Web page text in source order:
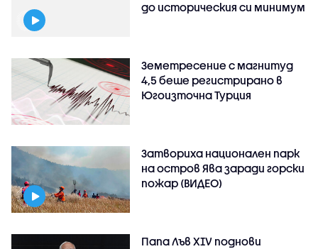
до историческия си минимум
Земетресение с магнитуд
4,5 беше регистрирано в
Югоизточна Турция
Затвориха национален парк
на остров Ява заради горски
пожар (ВИДЕО)
Папа Лъв XIV поднови